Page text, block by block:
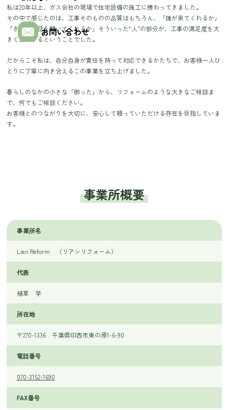
お問い合わせ
私は20年以上、ガス会社の現場で住宅設備の施工に携わってきました。
その中で感じたのは、工事そのものの品質はもちろん、「誰が来てくれるか」
「きちんと話を聞いてくれるか」そういった“人”の部分が、工事の満足度を大
きく左右するということでした。
だからこそ私は、自分自身が責任を持って対応できるかたちで、お客様一人ひ
とりに丁寧に向き合えるこの事業を立ち上げました。
暮らしのなかの小さな「困った」から、リフォームのような大きなご相談ま
で、何でもご相談ください。
お客様とのつながりを大切に、安心して頼っていただける存在を目指していま
す。
事業所概要
事業所名
Lien Reform （リアンリフォーム）
代表
植草 学
所在地
〒270-1336 千葉県印西市東の原1-6-90
電話番号
070-3152-1690
FAX番号